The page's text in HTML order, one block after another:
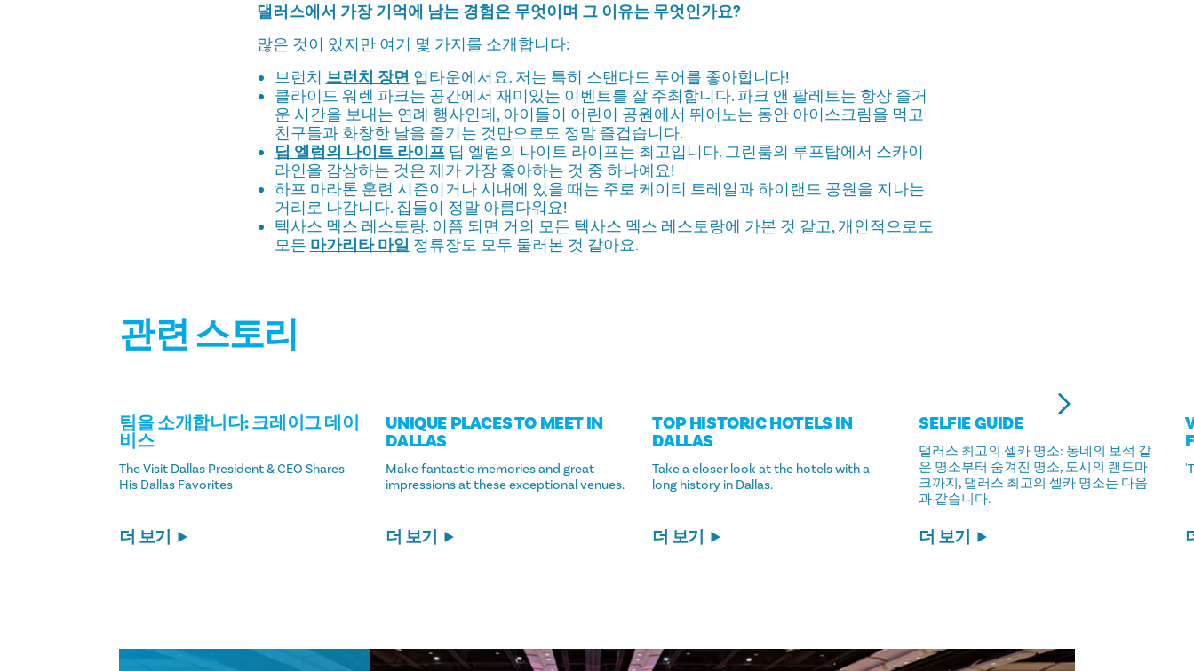
댈러스에서 가장 기억에 남는 경험은 무엇이며 그 이유는 무엇인가요?
많은 것이 있지만 여기 몇 가지를 소개합니다:
브런치 브런치 장면 업타운에서요. 저는 특히 스탠다드 푸어를 좋아합니다!
클라이드 워렌 파크는 공간에서 재미있는 이벤트를 잘 주최합니다. 파크 앤 팔레트는 항상 즐거
운 시간을 보내는 연례 행사인데, 아이들이 어린이 공원에서 뛰어노는 동안 아이스크림을 먹고
친구들과 화창한 날을 즐기는 것만으로도 정말 즐겁습니다.
딥 엘럼의 나이트 라이프딥 엘럼의 나이트 라이프는 최고입니다. 그린룸의 루프탑에서 스카이
라인을 감상하는 것은 제가 가장 좋아하는 것 중 하나예요!
하프 마라톤 훈련 시즌이거나 시내에 있을 때는 주로 케이티 트레일과 하이랜드 공원을 지나는
거리로 나갑니다. 집들이 정말 아름다워요!
텍사스 멕스 레스토랑. 이쯤 되면 거의 모든 텍사스 멕스 레스토랑에 가본 것 같고, 개인적으로도
모든 마가리타 마일 정류장도 모두 둘러본 것 같아요.
관련 스토리
팀을 소개합니다: 크레이그 데이
비스
The Visit Dallas President & CEO Shares
His Dallas Favorites
더 보기
UNIQUE PLACES TO MEET IN
DALLAS
Make fantastic memories and great
impressions at these exceptional venues.
더 보기
TOP HISTORIC HOTELS IN
DALLAS
Take a closer look at the hotels with a
long history in Dallas.
더 보기
SELFIE GUIDE
댈러스 최고의 셀카 명소: 동네의 보석 같
은 명소부터 숨겨진 명소, 도시의 랜드마
크까지, 댈러스 최고의 셀카 명소는 다음
과 같습니다.
더 보기
회의 및 행사